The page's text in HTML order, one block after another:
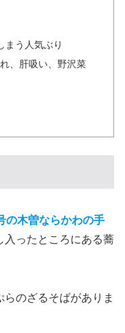
まう人気ぶり
、肝吸い、野沢菜
の木曽ならかわの手
入ったところにある蕎
のざるそばがありま